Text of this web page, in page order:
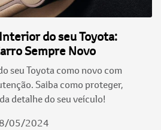
do seu Toyota:
Sempre Novo
seu Toyota como novo com
Saiba como proteger,
detalhe do seu veículo!
05/2024